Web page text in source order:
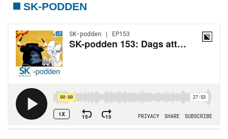
SK-PODDEN